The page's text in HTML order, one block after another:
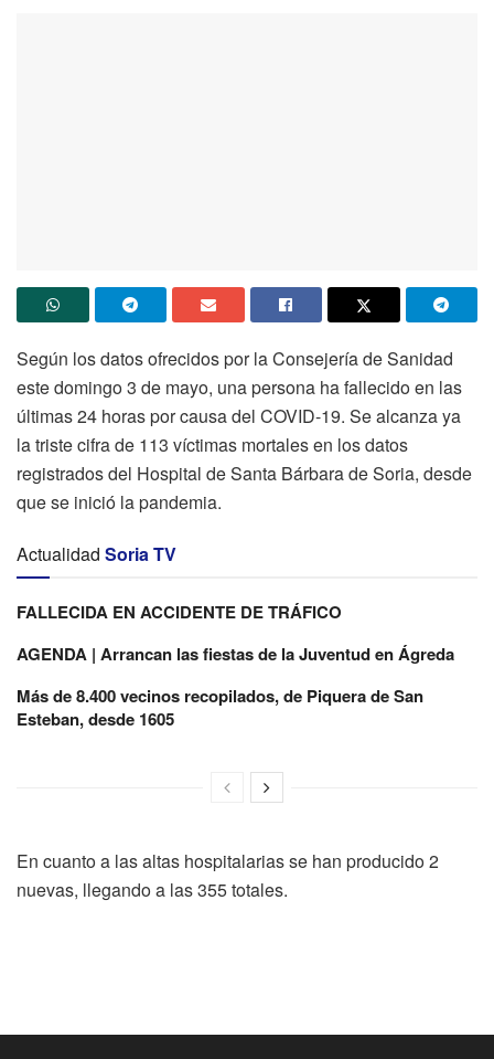
Según los datos ofrecidos por la Consejería de Sanidad
este domingo 3 de mayo, una persona ha fallecido en las
últimas 24 horas por causa del COVID-19. Se alcanza ya
la triste cifra de 113 víctimas mortales en los datos
registrados del Hospital de Santa Bárbara de Soria, desde
que se inició la pandemia.
Actualidad Soria TV
FALLECIDA EN ACCIDENTE DE TRÁFICO
AGENDA | Arrancan las fiestas de la Juventud en Ágreda
Más de 8.400 vecinos recopilados, de Piquera de San
Esteban, desde 1605
En cuanto a las altas hospitalarias se han producido 2
nuevas, llegando a las 355 totales.